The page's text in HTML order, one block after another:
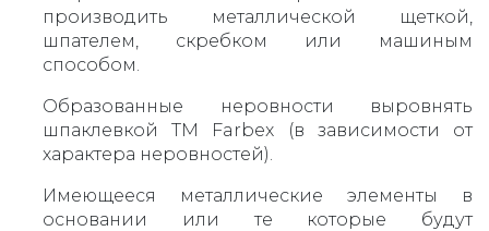
производить металлической щеткой,
шпателем, скребком или машиным
способом.
Образованные неровности выровнять
шпаклевкой ТМ Farbex (в зависимости от
характера неровностей).
Имеющееся металлические элементы в
основании или те которые будут